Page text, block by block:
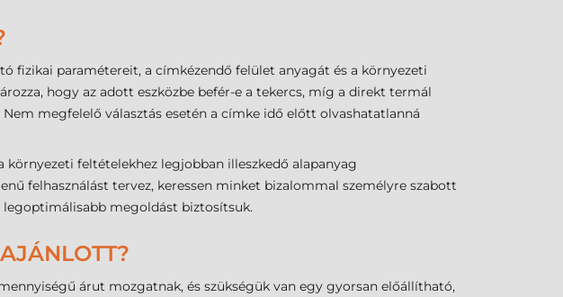
fizikai paramétereit, a címkézendő felület anyagát és a környezeti
hogy az adott eszközbe befér-e a tekercs, míg a direkt termál
megfelelő választás esetén a címke idő előtt olvashatatlanná
feltételekhez legjobban illeszkedő alapanyag
felhasználást tervez, keressen minket bizalommal személyre szabott
megoldást biztosítsuk.
árut mozgatnak, és szükségük van egy gyorsan előállítható,